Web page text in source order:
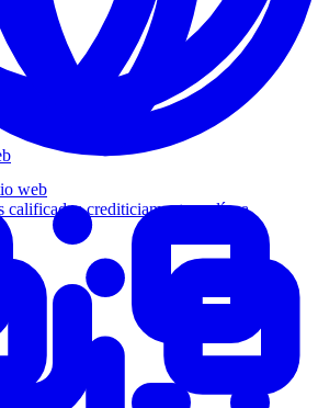
web
calificados crediticiamente en línea